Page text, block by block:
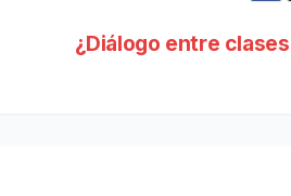
¿Diálogo entre